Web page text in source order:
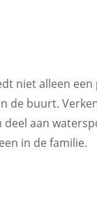
niet alleen
de buurt.
aan
in de familie.